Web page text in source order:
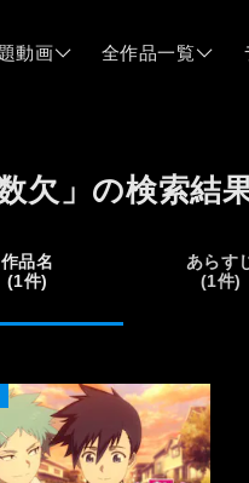
動画 全作品一覧
数欠」の検索結
作品名
(1件)
あらす
(1件)